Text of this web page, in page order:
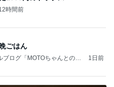
時間前
ごはん
ブログ「MOTOちゃんとのは
1日前